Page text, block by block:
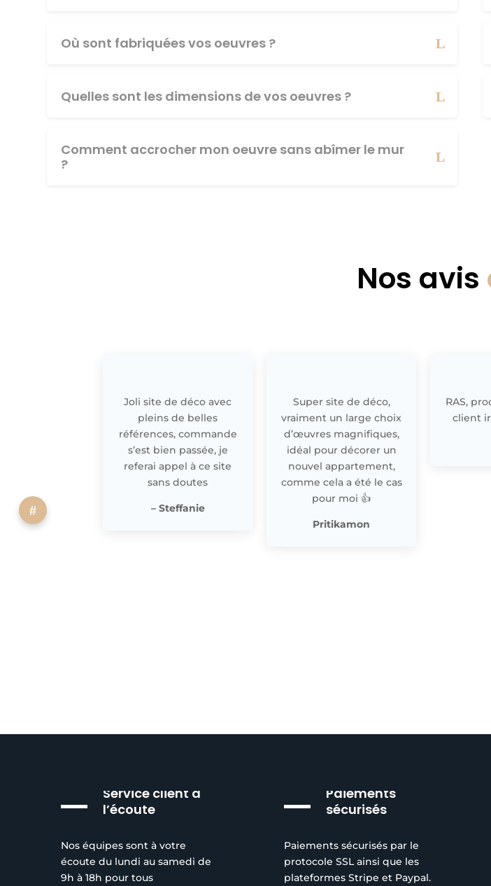
Où sont fabriquées vos oeuvres ?
Quelles sont les dimensions de vos oeuvres ?
Comment accrocher mon oeuvre sans abîmer le mur
?
Nos avis
Joli site de déco avec
pleins de belles
références, commande
s’est bien passée, je
referai appel à ce site
sans doutes
– Steffanie
Super site de déco,
vraiment un large choix
d’œuvres magnifiques,
idéal pour décorer un
nouvel appartement,
comme cela a été le cas
pour moi 👍
Pritikamon
RAS,
client
Service client à
l’écoute
Nos équipes sont à votre
écoute du lundi au samedi de
9h à 18h pour tous
Paiements
sécurisés
Paiements sécurisés par le
protocole SSL ainsi que les
plateformes Stripe et Paypal.